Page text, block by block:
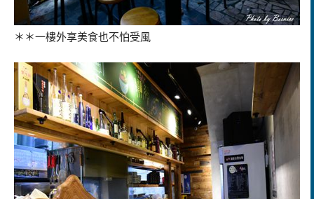
＊＊一樓外享美食也不怕受風